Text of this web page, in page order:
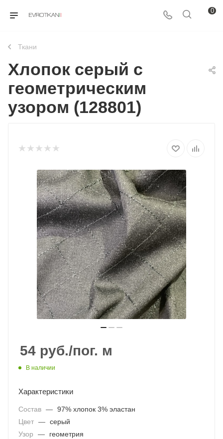
0
Ткани
Хлопок серый с
геометрическим
узором (128801)
54 руб./пог. м
В наличии
Характеристики
Состав — 97% хлопок 3% эластан
Цвет — серый
Узор
—
геометрия